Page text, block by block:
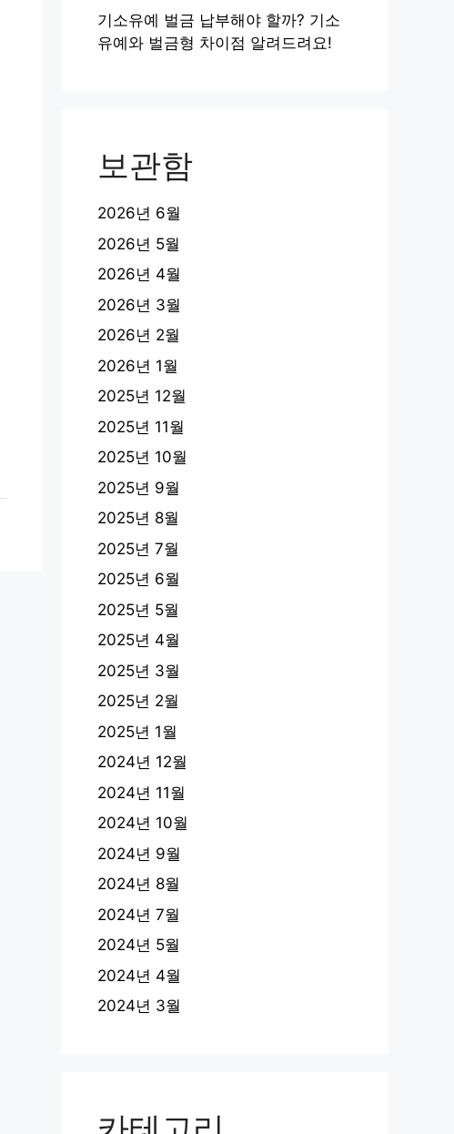
기소유예 벌금 납부해야 할까? 기소
유예와 벌금형 차이점 알려드려요!
보관함
2026년 6월
2026년 5월
2026년 4월
2026년 3월
2026년 2월
2026년 1월
2025년 12월
2025년 11월
2025년 10월
2025년 9월
2025년 8월
2025년 7월
2025년 6월
2025년 5월
2025년 4월
2025년 3월
2025년 2월
2025년 1월
2024년 12월
2024년 11월
2024년 10월
2024년 9월
2024년 8월
2024년 7월
2024년 5월
2024년 4월
2024년 3월